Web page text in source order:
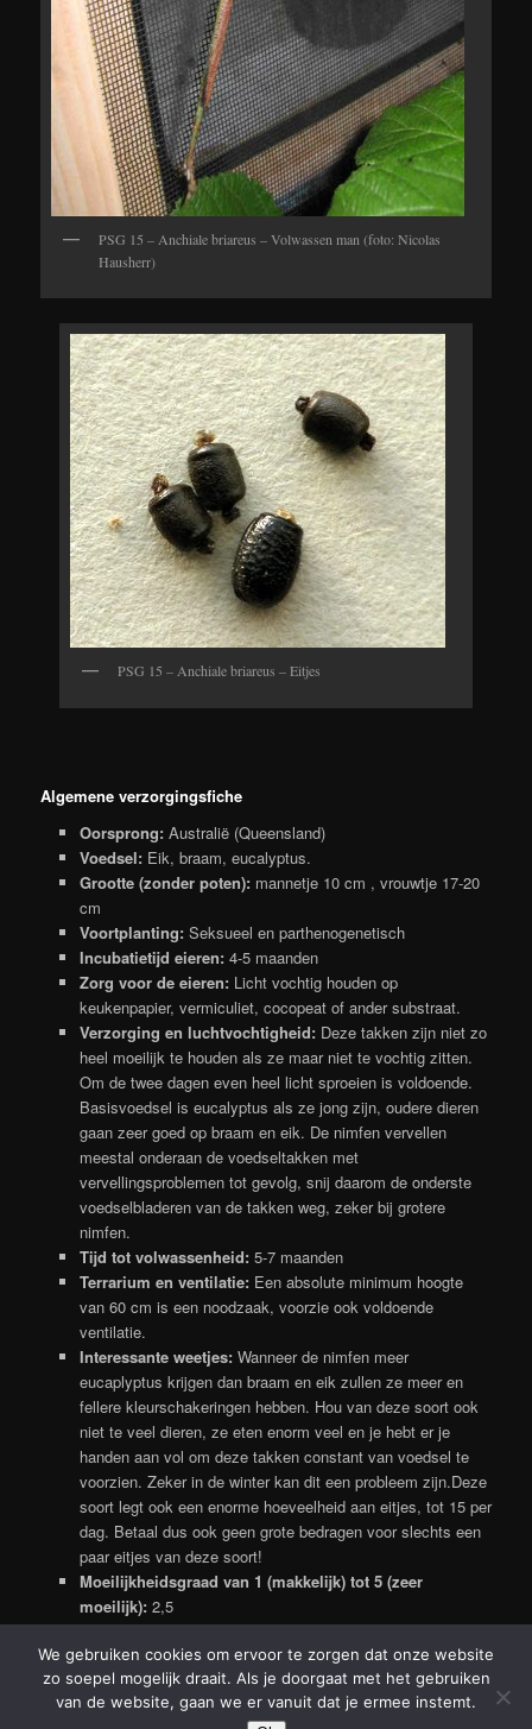
PSG 15 – Anchiale briareus – Volwassen man (foto: Nicolas
Hausherr)
PSG 15 – Anchiale briareus – Eitjes
Algemene verzorgingsfiche
Oorsprong: Australië (Queensland)
Voedsel: Eik, braam, eucalyptus.
Grootte (zonder poten): mannetje 10 cm , vrouwtje 17-20
cm
Voortplanting: Seksueel en parthenogenetisch
Incubatietijd eieren: 4-5 maanden
Zorg voor de eieren: Licht vochtig houden op
keukenpapier, vermiculiet, cocopeat of ander substraat.
Verzorging en luchtvochtigheid: Deze takken zijn niet zo
heel moeilijk te houden als ze maar niet te vochtig zitten.
Om de twee dagen even heel licht sproeien is voldoende.
Basisvoedsel is eucalyptus als ze jong zijn, oudere dieren
gaan zeer goed op braam en eik. De nimfen vervellen
meestal onderaan de voedseltakken met
vervellingsproblemen tot gevolg, snij daarom de onderste
voedselbladeren van de takken weg, zeker bij grotere
nimfen.
Tijd tot volwassenheid: 5-7 maanden
Terrarium en ventilatie: Een absolute minimum hoogte
van 60 cm is een noodzaak, voorzie ook voldoende
ventilatie.
Interessante weetjes: Wanneer de nimfen meer
eucaplyptus krijgen dan braam en eik zullen ze meer en
fellere kleurschakeringen hebben. Hou van deze soort ook
niet te veel dieren, ze eten enorm veel en je hebt er je
handen aan vol om deze takken constant van voedsel te
voorzien. Zeker in de winter kan dit een probleem zijn.Deze
soort legt ook een enorme hoeveelheid aan eitjes, tot 15 per
dag. Betaal dus ook geen grote bedragen voor slechts een
paar eitjes van deze soort!
Moeilijkheidsgraad van 1 (makkelijk) tot 5 (zeer
moeilijk): 2,5
Ondersteund door WordPress
We gebruiken cookies om ervoor te zorgen dat onze website
zo soepel mogelijk draait. Als je doorgaat met het gebruiken
van de website, gaan we er vanuit dat je ermee instemt.